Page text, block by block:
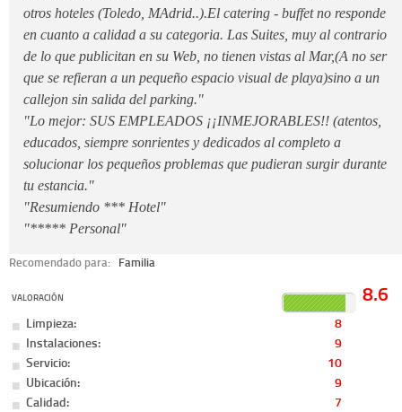
otros hoteles (Toledo, MAdrid..).El catering - buffet no responde
en cuanto a calidad a su categoria. Las Suites, muy al contrario
de lo que publicitan en su Web, no tienen vistas al Mar,(A no ser
que se refieran a un pequeño espacio visual de playa)sino a un
callejon sin salida del parking."
"Lo mejor: SUS EMPLEADOS ¡¡INMEJORABLES!! (atentos,
educados, siempre sonrientes y dedicados al completo a
solucionar los pequeños problemas que pudieran surgir durante
tu estancia."
"Resumiendo *** Hotel"
"***** Personal"
Recomendado para: Familia
VALORACIÓN 8.6
Limpieza:
8
Instalaciones:
9
Servicio:
10
Ubicación:
9
Calidad:
7